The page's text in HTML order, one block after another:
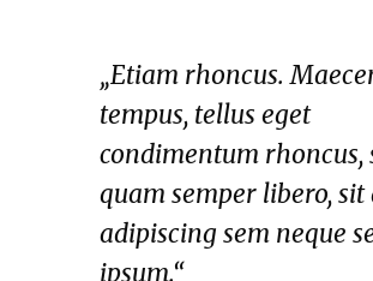
„Etiam rhoncus.
tempus, tellus eget
condimentum rhoncus,
quam semper libero, sit
adipiscing sem neque
ipsum.“